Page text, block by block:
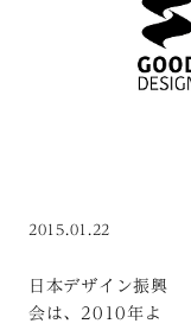
2015.01.22
日本デザイン振興
会は、2010年よ